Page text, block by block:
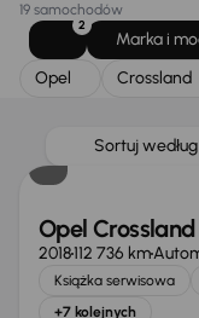
19 samochodów
2
Marka i
Opel
Crossland
Sortuj według
Opel Crossland
2018112 736 km
Książka serwisowa
+7 kolejnych